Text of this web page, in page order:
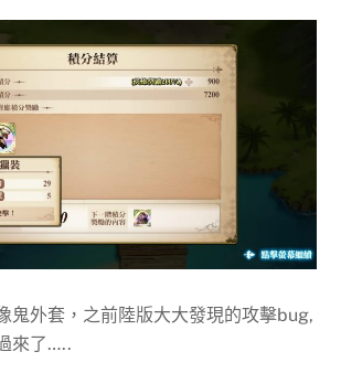
鬼外套，之前陸版大大發現的攻擊bug,
來了…..